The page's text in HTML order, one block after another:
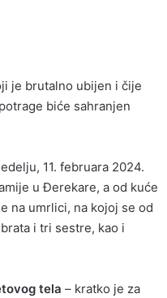
je brutalno ubijen i čije
biće sahranjen
11. februara 2024.
u Đerekare, a od kuće
na umrlici, na kojoj se od
i tri sestre, kao i
tela – kratko je za